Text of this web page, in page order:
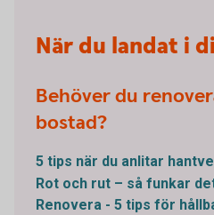
När du landat i
Behöver du
bostad?
5 tips när du anlitar
Rot och rut – så funkar
Renovera - 5 tips för